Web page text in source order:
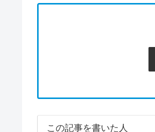
この記事を書いた人